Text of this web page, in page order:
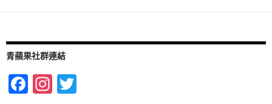
o
青蘋果社群連結
F
In